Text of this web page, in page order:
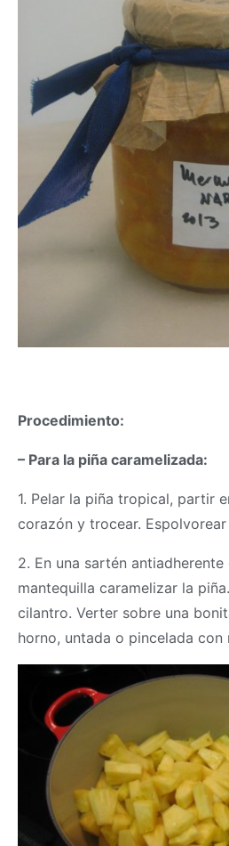
Procedimiento:
– Para la piña caramelizada:
1. Pelar la piña tropical, partir
corazón y trocear.
2. En una sartén
mantequilla caramelizar la
cilantro. Verter sobre una
horno, untada o pincelada con